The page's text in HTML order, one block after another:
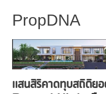
แสนสิริคาดทุบสถิติย